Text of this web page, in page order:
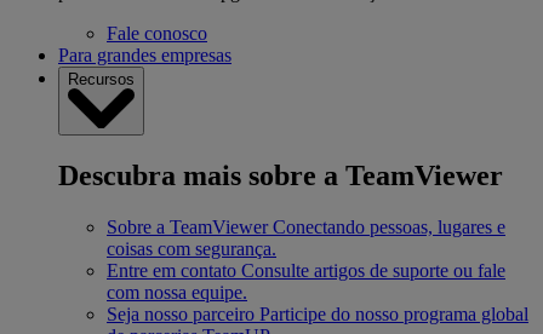
Fale conosco
Para grandes empresas
Recursos
Descubra mais sobre a TeamViewer
Sobre a TeamViewer Conectando pessoas, lugares e
coisas com segurança.
Entre em contato Consulte artigos de suporte ou fale
com nossa equipe.
Seja nosso parceiro Participe do nosso programa global